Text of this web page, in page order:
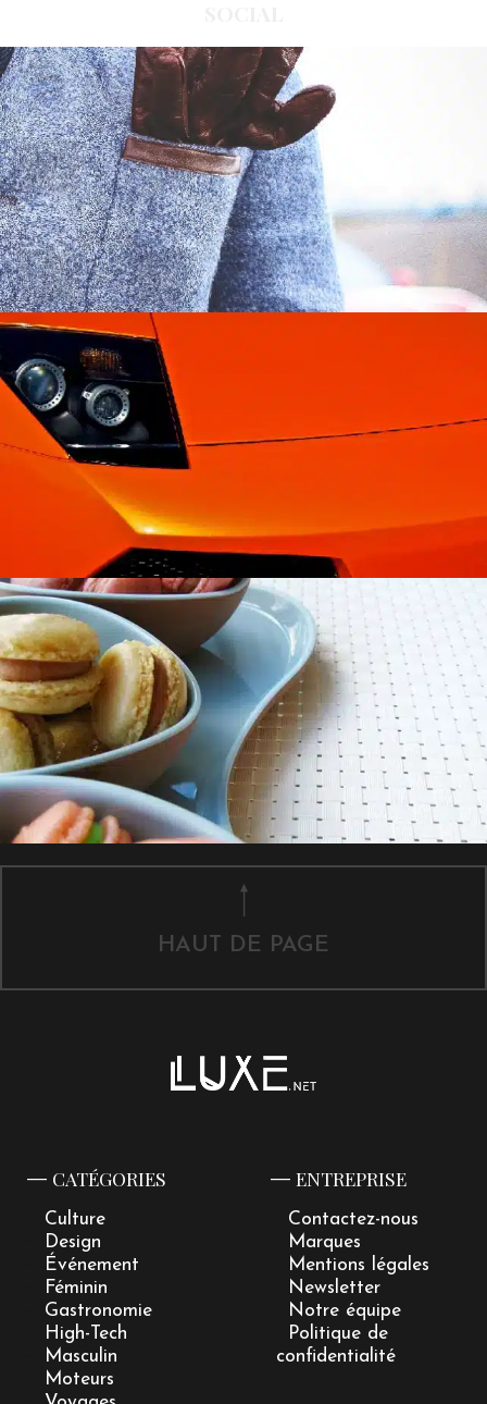
HAUT DE PAGE
CATÉGORIES
Culture
Design
Événement
Féminin
Gastronomie
High-Tech
Masculin
Moteurs
ENTREPRISE
Contactez-nous
Marques
Mentions légales
Newsletter
Notre équipe
Politique de
confidentialité